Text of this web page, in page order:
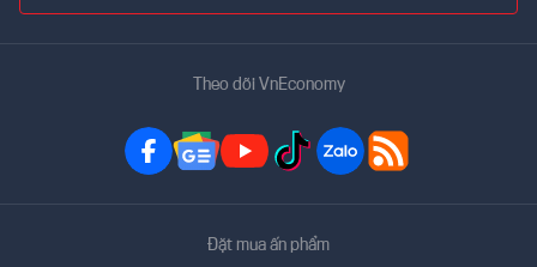
Theo dõi VnEconomy
Đặt mua ấn phẩm